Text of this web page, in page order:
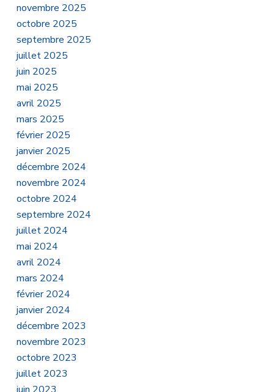
novembre 2025
octobre 2025
septembre 2025
juillet 2025
juin 2025
mai 2025
avril 2025
mars 2025
février 2025
janvier 2025
décembre 2024
novembre 2024
octobre 2024
septembre 2024
juillet 2024
mai 2024
avril 2024
mars 2024
février 2024
janvier 2024
décembre 2023
novembre 2023
octobre 2023
juillet 2023